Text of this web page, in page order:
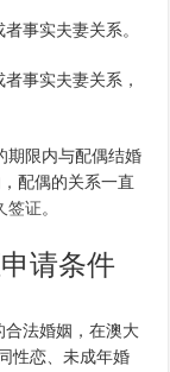
事实夫妻关系。
事实夫妻关系，
期限内与配偶结婚
配偶的关系一直
签证。
请条件
合法婚姻，在澳大
性恋、未成年婚